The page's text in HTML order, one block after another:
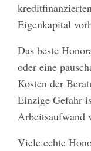
Eigenkapital
Das beste
oder eine
Kosten der
Einzige Gefahr
Arbeitsaufwand
Viele echte